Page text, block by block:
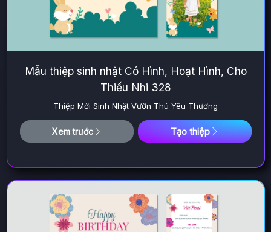
Mẫu thiệp sinh nhật Có Hình, Hoạt Hình, Cho
Thiếu Nhi 328
Thiệp Mời Sinh Nhật Vườn Thú Yêu Thương
Xem trước Tạo thiệp